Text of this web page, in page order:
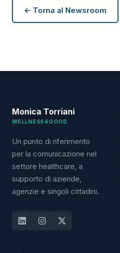
← Torna al Newsroom
Monica Torriani
WELLNESS4GOOD
Un punto di riferimento
per la comunicazione nel
settore healthcare, a
supporto di aziende,
agenzie e singoli cittadini.